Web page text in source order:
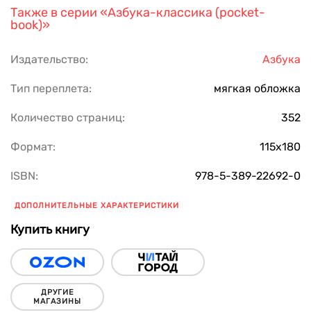
Также в серии «Азбука-классика (pocket-
book)»
Издательство: Азбука
Тип переплета: мягкая обложка
Количество страниц: 352
Формат: 115х180
ISBN: 978-5-389-22692-0
ДОПОЛНИТЕЛЬНЫЕ ХАРАКТЕРИСТИКИ
Купить книгу
ДРУГИЕ
МАГАЗИНЫ